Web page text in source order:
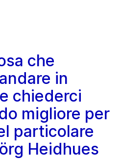
che
in
chiederci
migliore per
particolare
Heidhues